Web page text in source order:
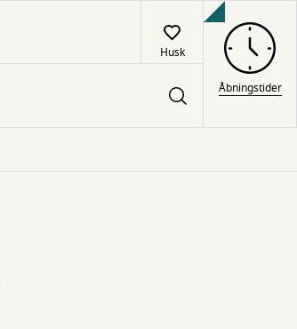
Husk
Åbningstider